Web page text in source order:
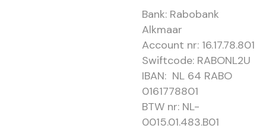
Bank: Rabobank
Alkmaar
Account nr: 16.17.78.801
Swiftcode: RABONL2U
IBAN: NL 64 RABO
0161778801
BTW nr: NL-
0015.01.483.B01